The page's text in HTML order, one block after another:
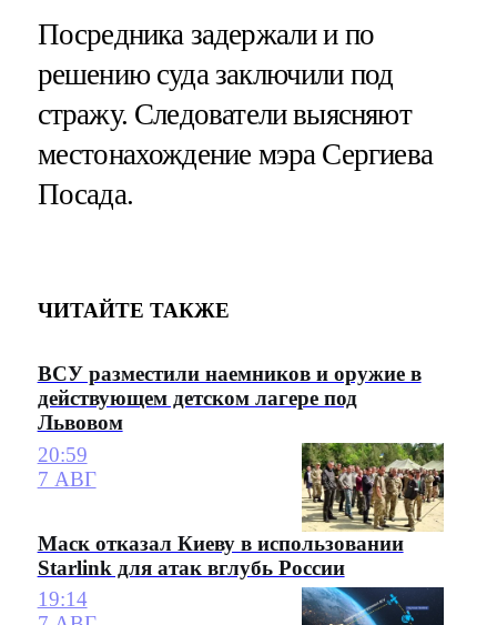
Посредника задержали и по
решению суда заключили под
стражу. Следователи выясняют
местонахождение мэра Сергиева
Посада.
ЧИТАЙТЕ ТАКЖЕ
ВСУ разместили наемников и оружие в
действующем детском лагере под
Львовом
20:59
7 АВГ
Маск отказал Киеву в использовании
Starlink для атак вглубь России
19:14